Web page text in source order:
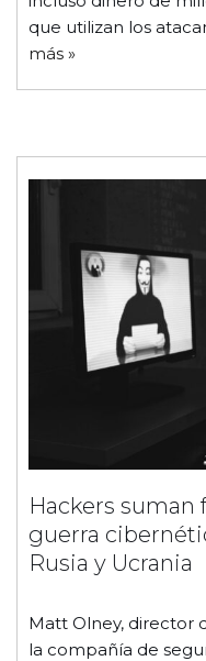
que utilizan los
más »
Hackers suman
guerra
Rusia y Ucrania
Matt Olney, director
la compañía de